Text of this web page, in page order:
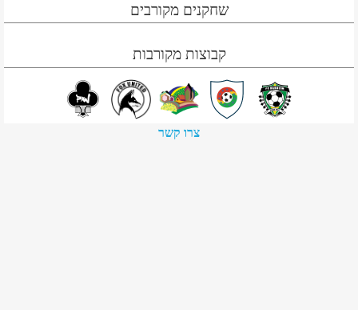
שחקנים מקורבים
קבוצות מקורבות
צרו קשר